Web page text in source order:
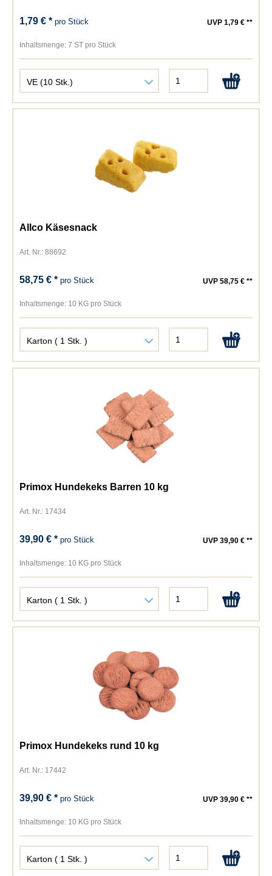
1,79 € *pro Stück UVP 1,79 € **
Inhaltsmenge: 7 ST pro Stück
Allco Käsesnack
Art. Nr.: 88692
58,75 € *pro Stück UVP 58,75 € **
Inhaltsmenge: 10 KG pro Stück
Primox Hundekeks Barren 10 kg
Art. Nr.: 17434
39,90 € *pro Stück UVP 39,90 € **
Inhaltsmenge: 10 KG pro Stück
Primox Hundekeks rund 10 kg
Art. Nr.: 17442
39,90 € *pro Stück UVP 39,90 € **
Inhaltsmenge: 10 KG pro Stück